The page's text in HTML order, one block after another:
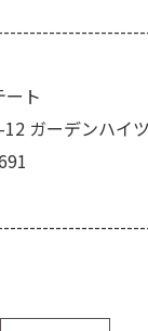
ト
ガーデンハイ